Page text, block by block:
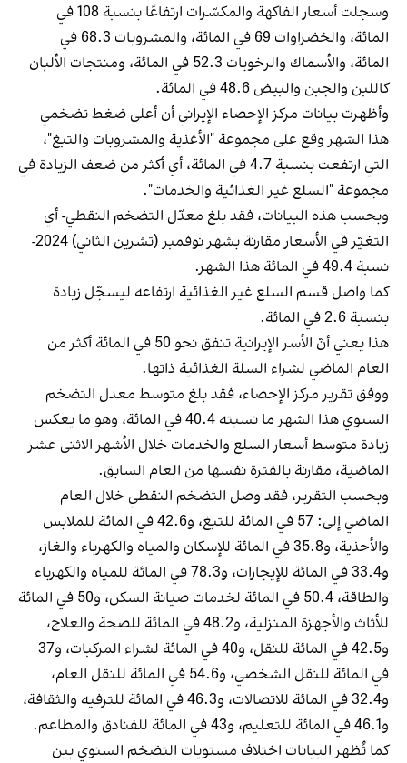
وسجلت أسعار الفاكهة والمكسّرات ارتفاعًا بنسبة 108 في
المائة، والخضراوات 69 في المائة، والمشروبات 68.3 في
المائة، والأسماك والرخويات 52.3 في المائة، ومنتجات الألبان
كاللبن والجبن والبيض 48.6 في المائة.
وأظهرت بيانات مركز الإحصاء الإيراني أن أعلى ضغط تضخمي
هذا الشهر وقع على مجموعة "الأغذية والمشروبات والتبغ"،
التي ارتفعت بنسبة 4.7 في المائة، أي أكثر من ضعف الزيادة في
مجموعة "السلع غير الغذائية والخدمات".
وبحسب هذه البيانات، فقد بلغ معدّل التضخم النقطي- أي
التغيّر في الأسعار مقارنة بشهر نوفمبر (تشرين الثاني) 2024-
نسبة 49.4 في المائة هذا الشهر.
كما واصل قسم السلع غير الغذائية ارتفاعه ليسجّل زيادة
بنسبة 2.6 في المائة.
هذا يعني أنّ الأسر الإيرانية تنفق نحو 50 في المائة أكثر من
العام الماضي لشراء السلة الغذائية ذاتها.
ووفق تقرير مركز الإحصاء، فقد بلغ متوسط معدل التضخم
السنوي هذا الشهر ما نسبته 40.4 في المائة، وهو ما يعكس
زيادة متوسط أسعار السلع والخدمات خلال الأشهر الاثنى عشر
الماضية، مقارنة بالفترة نفسها من العام السابق.
وبحسب التقرير، فقد وصل التضخم النقطي خلال العام
الماضي إلى: 57 في المائة للتبغ، و42.6 في المائة للملابس
والأحذية، و35.8 في المائة للإسكان والمياه والكهرباء والغاز،
و33.4 في المائة للإيجارات، و78.3 في المائة للمياه والكهرباء
والطاقة، 50.4 في المائة لخدمات صيانة السكن، و50 في المائة
للأثاث والأجهزة المنزلية، و48.2 في المائة للصحة والعلاج،
و42.5 في المائة للنقل، و40 في المائة لشراء المركبات، و37
في المائة للنقل الشخصي، و54.6 في المائة للنقل العام،
و32.4 في المائة للاتصالات، و46.3 في المائة للترفيه والثقافة،
و46.1 في المائة للتعليم، و43 في المائة للفنادق والمطاعم.
كما تُظهر البيانات اختلاف مستويات التضخم السنوي بين